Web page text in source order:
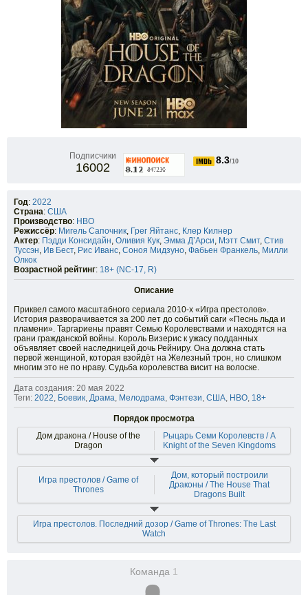
Подписчики
16002
8.3/10
Год: 2022
Страна: США
Производство: HBO
Режиссёр: Мигель Сапочник, Грег Яйтанс, Клер Килнер
Актер: Пэдди Консидайн, Оливия Кук, Эмма Д’Арси, Мэтт Смит, Стив
Туссэн, Ив Бест, Рис Иванс, Соноя Мидзуно, Фабьен Франкель, Милли
Олкок
Возрастной рейтинг: 18+ (NC-17, R)
Описание
Приквел самого масштабного сериала 2010-х «Игра престолов».
История разворачивается за 200 лет до событий саги «Песнь льда и
пламени». Таргариены правят Семью Королевствами и находятся на
грани гражданской войны. Король Визерис к ужасу подданных
объявляет своей наследницей дочь Рейниру. Она должна стать
первой женщиной, которая взойдёт на Железный трон, но слишком
многим это не по нраву. Судьба королевства висит на волоске.
Дата создания: 20 мая 2022
Теги: 2022, Боевик, Драма, Мелодрама, Фэнтези, США, HBO, 18+
Порядок просмотра
Дом дракона / House of the
Dragon
Рыцарь Семи Королевств / A
Knight of the Seven Kingdoms
Игра престолов / Game of
Thrones
Дом, который построили
Драконы / The House That
Dragons Built
Игра престолов. Последний дозор / Game of Thrones: The Last
Watch
Команда 1